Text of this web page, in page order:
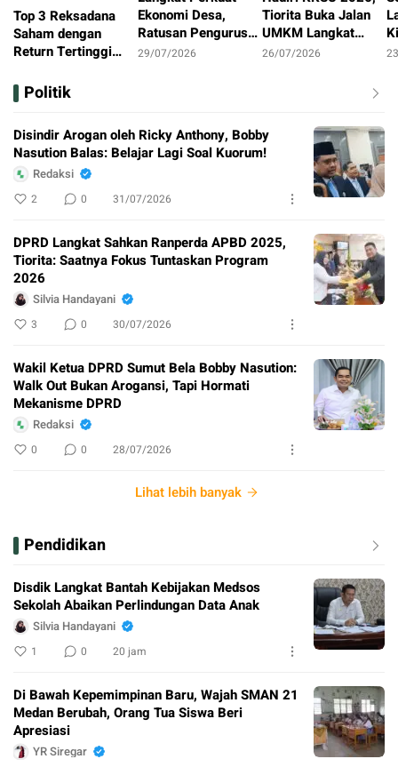
Top 3 Reksadana
Saham dengan
Return Tertinggi
Ekonomi Desa,
Ratusan Pengurus
Koperasi Merah
29/07/2026
Tiorita Buka Jalan
UMKM Langkat
Menuju Pasar Global
26/07/2026
Politik
Disindir Arogan oleh Ricky Anthony, Bobby
Nasution Balas: Belajar Lagi Soal Kuorum!
Redaksi
2 0 31/07/2026
DPRD Langkat Sahkan Ranperda APBD 2025,
Tiorita: Saatnya Fokus Tuntaskan Program
2026
Silvia Handayani
3 0 30/07/2026
Wakil Ketua DPRD Sumut Bela Bobby Nasution:
Walk Out Bukan Arogansi, Tapi Hormati
Mekanisme DPRD
Redaksi
0 0 28/07/2026
Lihat lebih banyak
Pendidikan
Disdik Langkat Bantah Kebijakan Medsos
Sekolah Abaikan Perlindungan Data Anak
Silvia Handayani
1 0 20 jam
Di Bawah Kepemimpinan Baru, Wajah SMAN 21
Medan Berubah, Orang Tua Siswa Beri
Apresiasi
YR Siregar